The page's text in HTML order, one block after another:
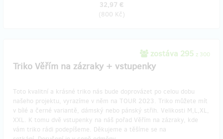
32,97 €
(800 Kč)
zostáva 295 z 300
Triko Věřím na zázraky + vstupenky
Toto kvalitní a krásné triko nás bude doprovázet po celou dobu
našeho projektu, vyrazíme v něm na TOUR 2023. Triko můžete mít
v bílé a černé variantě, dámský nebo pánský střih. Velikosti M,L,XL,
XXL. K tomu dvě vstupenky na náš pořad Věřím na zázraky, kde
vám triko rádi podepíšeme. Děkujeme a těšíme se na